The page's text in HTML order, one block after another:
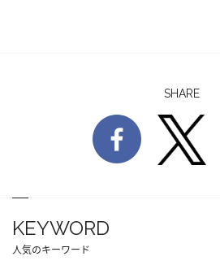
SHARE
KEYWORD
人気のキーワード